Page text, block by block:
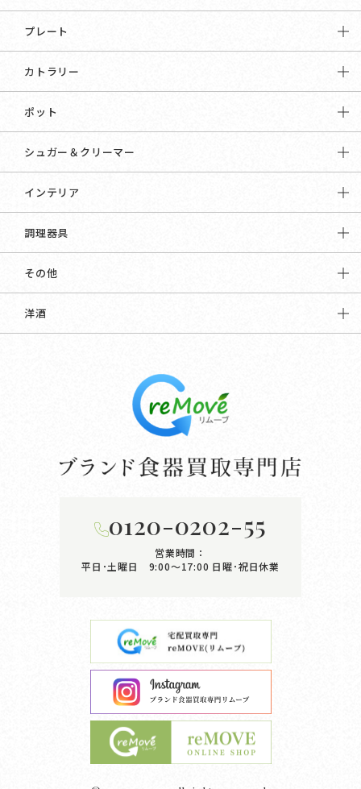
プレート
カトラリー
ポット
シュガー＆クリーマー
インテリア
調理器具
その他
洋酒
0120-0202-55
営業時間：
平日･土曜日 9:00〜17:00 日曜･祝日休業